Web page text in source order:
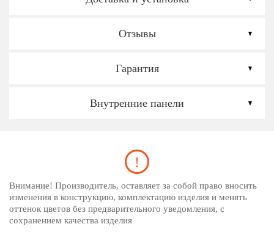
Отзывы
Гарантия
Внутренние панели
Внимание! Производитель, оставляет за собой право вносить
изменения в конструкцию, комплектацию изделия и менять
оттенок цветов без предварительного уведомления, с
сохранением качества изделия